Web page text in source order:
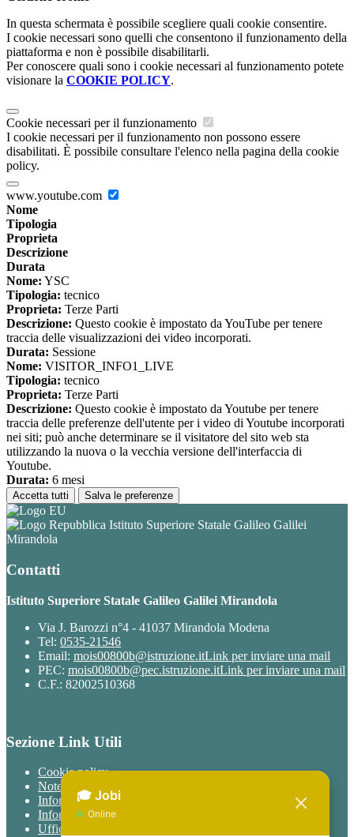
In questa schermata è possibile scegliere quali cookie consentire.
I cookie necessari sono quelli che consentono il funzionamento della
piattaforma e non è possibile disabilitarli.
Per conoscere quali sono i cookie necessari al funzionamento potete
visionare la COOKIE POLICY.
Cookie necessari per il funzionamento
I cookie necessari per il funzionamento non possono essere
disabilitati. È possibile consultare l'elenco nella pagina della cookie
policy.
www.youtube.com
Nome
Tipologia
Proprieta
Descrizione
Durata
Nome: YSC
Tipologia: tecnico
Proprieta: Terze Parti
Descrizione: Questo cookie è impostato da YouTube per tenere
traccia delle visualizzazioni dei video incorporati.
Durata: Sessione
Nome: VISITOR_INFO1_LIVE
Tipologia: tecnico
Proprieta: Terze Parti
Descrizione: Questo cookie è impostato da Youtube per tenere
traccia delle preferenze dell'utente per i video di Youtube incorporati
nei siti; può anche determinare se il visitatore del sito web sta
utilizzando la nuova o la vecchia versione dell'interfaccia di
Youtube.
Durata: 6 mesi
Accetta tutti Salva le preferenze
Istituto Superiore Statale Galileo Galilei
Mirandola
Contatti
Istituto Superiore Statale Galileo Galilei Mirandola
Via J. Barozzi n°4 - 41037 Mirandola Modena
Tel: 0535-21546
Email: mois00800b@istruzione.itLink per inviare una mail
PEC: mois00800b@pec.istruzione.itLink per inviare una mail
C.F.: 82002510368
Sezione Link Utili
Cookie policy
Note legali
Informativa Privacy
Informativa Privacy chatbot Jobi
Ufficio Relazioni con il Pubblico